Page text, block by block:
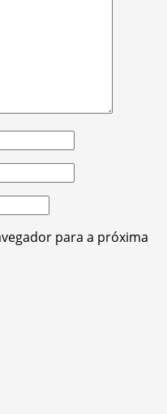
para a próxima